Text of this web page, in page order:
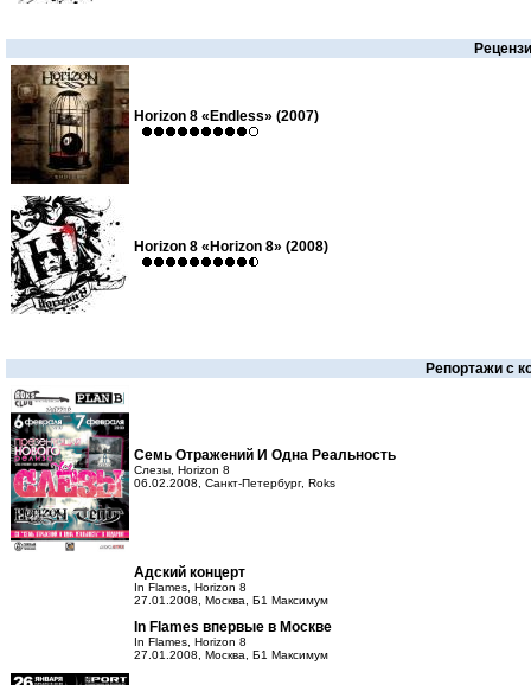
Horizon 8 «Endless» (2007)
Horizon 8 «Horizon 8» (2008)
Репортажи с
Семь Отражений И Одна Реальность
Слезы, Horizon 8
06.02.2008, Санкт-Петербург, Roks
Адский концерт
In Flames, Horizon 8
27.01.2008, Москва, Б1 Максимум
In Flames впервые в Москве
In Flames, Horizon 8
27.01.2008, Москва, Б1 Максимум